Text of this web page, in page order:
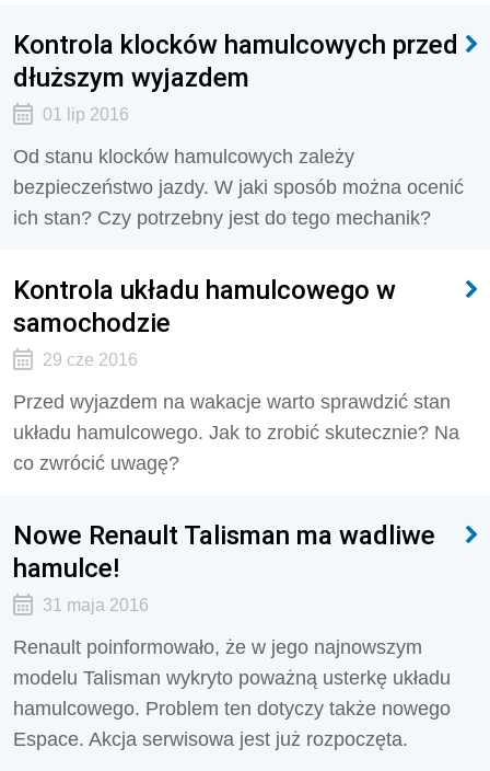
Kontrola klocków hamulcowych przed
dłuższym wyjazdem
01 lip 2016
Od stanu klocków hamulcowych zależy
bezpieczeństwo jazdy. W jaki sposób można ocenić
ich stan? Czy potrzebny jest do tego mechanik?
Kontrola układu hamulcowego w
samochodzie
29 cze 2016
Przed wyjazdem na wakacje warto sprawdzić stan
układu hamulcowego. Jak to zrobić skutecznie? Na
co zwrócić uwagę?
Nowe Renault Talisman ma wadliwe
hamulce!
31 maja 2016
Renault poinformowało, że w jego najnowszym
modelu Talisman wykryto poważną usterkę układu
hamulcowego. Problem ten dotyczy także nowego
Espace. Akcja serwisowa jest już rozpoczęta.